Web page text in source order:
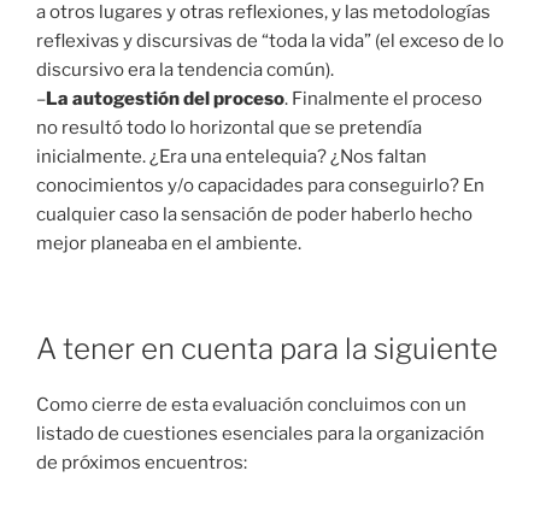
a otros lugares y otras reflexiones, y las metodologías
reflexivas y discursivas de “toda la vida” (el exceso de lo
discursivo era la tendencia común).
– La autogestión del proceso. Finalmente el proceso
no resultó todo lo horizontal que se pretendía
inicialmente. ¿Era una entelequia? ¿Nos faltan
conocimientos y/o capacidades para conseguirlo? En
cualquier caso la sensación de poder haberlo hecho
mejor planeaba en el ambiente.
A tener en cuenta para la siguiente
Como cierre de esta evaluación concluimos con un
listado de cuestiones esenciales para la organización
de próximos encuentros: